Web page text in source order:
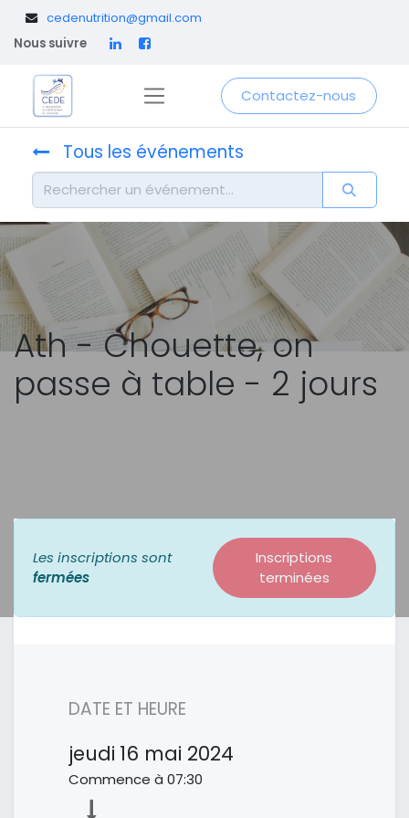
cedenutrition@gmail.com
Nous suivre
Contactez-nous
Tous les événements
Ath - Chouette, on
passe à table - 2 jours
Les inscriptions sont
fermées
Inscriptions
terminées
DATE ET HEURE
jeudi 16 mai 2024
Commence à 07:30